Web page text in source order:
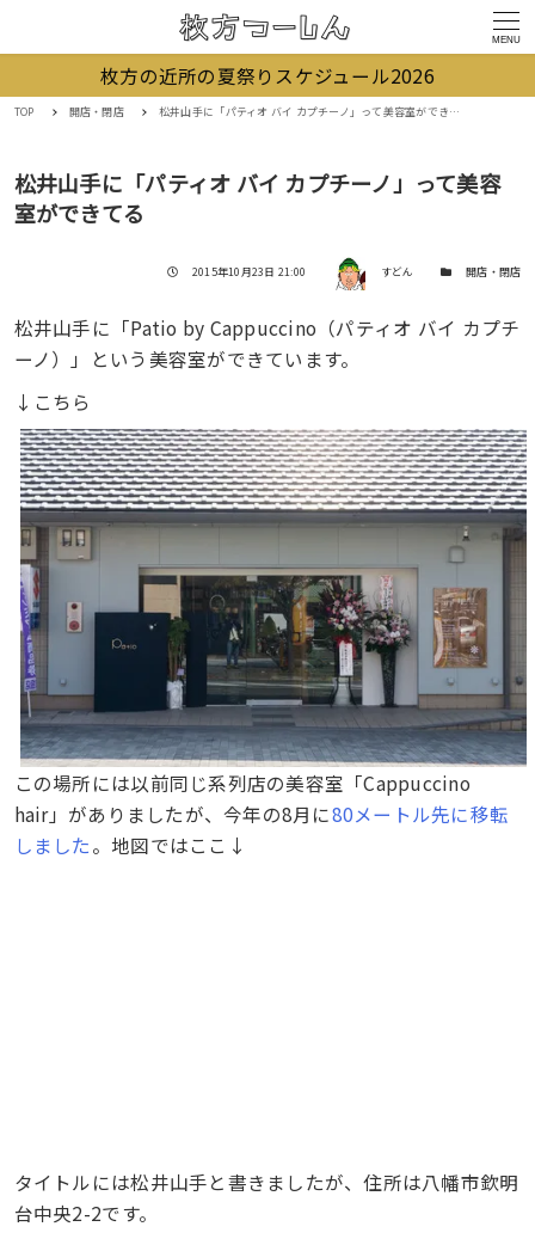
MENU
枚方の近所の夏祭りスケジュール2026
TOP 開店・閉店 松井山手に「パティオ バイ カプチーノ」って美容室ができてる
松井山手に「パティオ バイ カプチーノ」って美容
室ができてる
投稿日
2015年10月23日 21:00 著者 すどん カテゴリー開店・閉店
松井山手に「Patio by Cappuccino（パティオ バイ カプチ
ーノ）」という美容室ができています。
↓こちら
この場所には以前同じ系列店の美容室「Cappuccino
hair」がありましたが、今年の8月に80メートル先に移転
しました。地図ではここ↓
タイトルには松井山手と書きましたが、住所は八幡市欽明
台中央2-2です。